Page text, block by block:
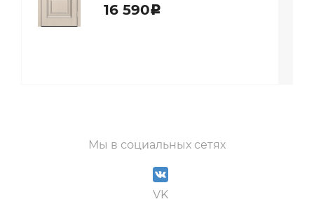
16 590c
Мы в социальных сетях
VK